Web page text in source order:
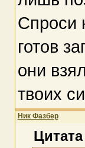
Спроси
готов
они
твоих
Ник Фазбер
Цитата